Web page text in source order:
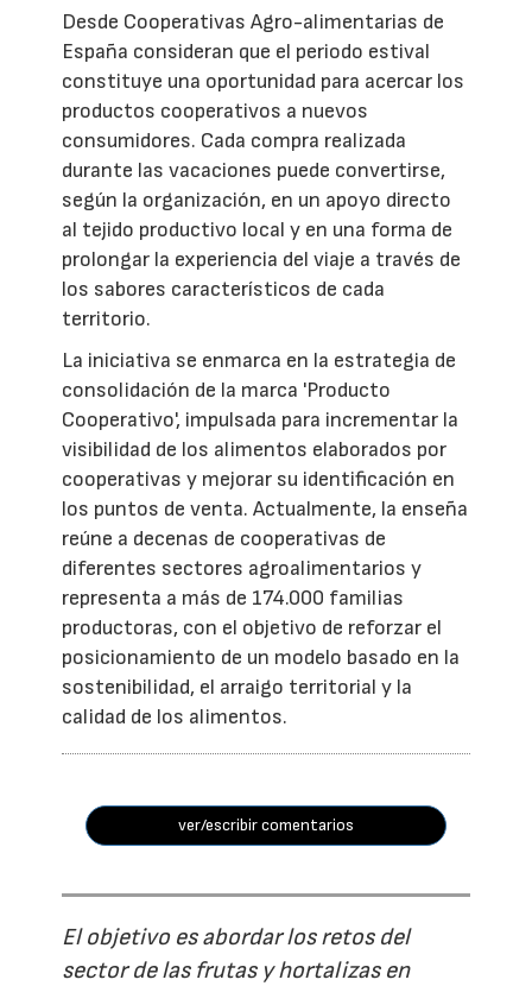
Desde Cooperativas Agro-alimentarias de
España consideran que el periodo estival
constituye una oportunidad para acercar los
productos cooperativos a nuevos
consumidores. Cada compra realizada
durante las vacaciones puede convertirse,
según la organización, en un apoyo directo
al tejido productivo local y en una forma de
prolongar la experiencia del viaje a través de
los sabores característicos de cada
territorio.
La iniciativa se enmarca en la estrategia de
consolidación de la marca 'Producto
Cooperativo', impulsada para incrementar la
visibilidad de los alimentos elaborados por
cooperativas y mejorar su identificación en
los puntos de venta. Actualmente, la enseña
reúne a decenas de cooperativas de
diferentes sectores agroalimentarios y
representa a más de 174.000 familias
productoras, con el objetivo de reforzar el
posicionamiento de un modelo basado en la
sostenibilidad, el arraigo territorial y la
calidad de los alimentos.
ver/escribir comentarios
El objetivo es abordar los retos del
sector de las frutas y hortalizas en